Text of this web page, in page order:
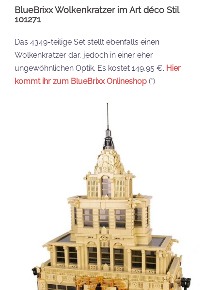
BlueBrixx Wolkenkratzer im Art déco Stil
101271
Das 4349-teilige Set stellt ebenfalls einen
Wolkenkratzer dar, jedoch in einer eher
ungewöhnlichen Optik. Es kostet 149,95 €. Hier
kommt ihr zum BlueBrixx Onlineshop (*)